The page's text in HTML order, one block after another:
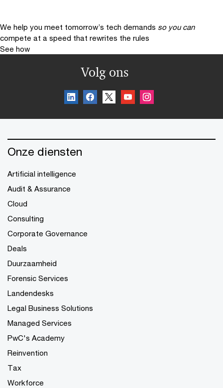
We help you meet tomorrow’s tech demands so you can
compete at a speed that rewrites the rules
See how
Volg ons
Onze diensten
Artificial intelligence
Audit & Assurance
Cloud
Consulting
Corporate Governance
Deals
Duurzaamheid
Forensic Services
Landendesks
Legal Business Solutions
Managed Services
PwC's Academy
Reinvention
Tax
Workforce